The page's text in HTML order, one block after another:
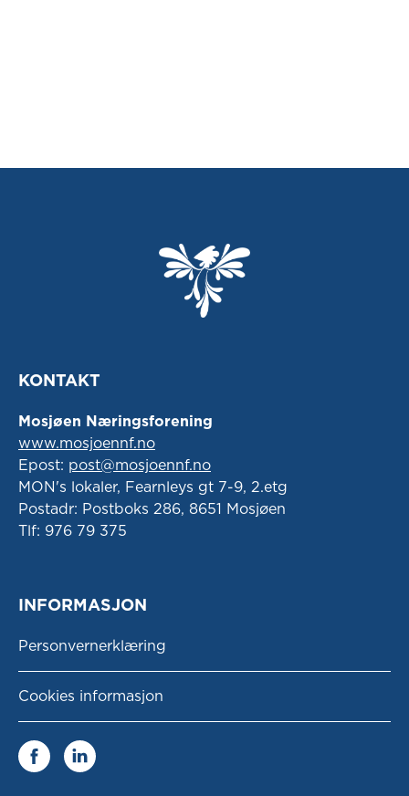
KONTAKT
Mosjøen Næringsforening
www.mosjoennf.no
Epost: post@mosjoennf.no
MON's lokaler, Fearnleys gt 7-9, 2.etg
Postadr: Postboks 286, 8651 Mosjøen
Tlf: 976 79 375
INFORMASJON
Personvernerklæring
Cookies informasjon